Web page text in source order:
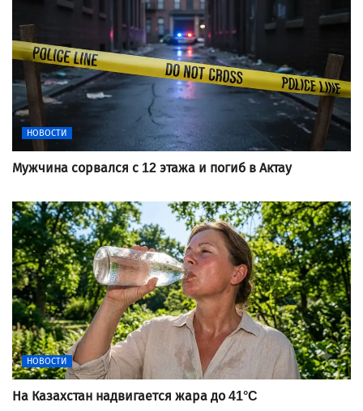
НОВОСТИ
Мужчина сорвался с 12 этажа и погиб в Актау
НОВОСТИ
На Казахстан надвигается жара до 41°C